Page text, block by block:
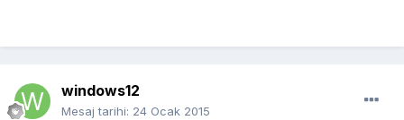
windows12
Mesaj tarihi: 24 Ocak 2015